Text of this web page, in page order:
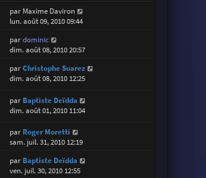
par Maxime Daviron
lun. août 09, 2010 09:44
pardominic
dim. août 08, 2010 20:57
parChristophe Suarez
dim. août 08, 2010 12:25
par Baptiste Deïdda
dim. août 01, 2010 11:04
par Roger Moretti
sam. juil. 31, 2010 12:19
par Baptiste Deïdda
ven. juil. 30, 2010 12:55